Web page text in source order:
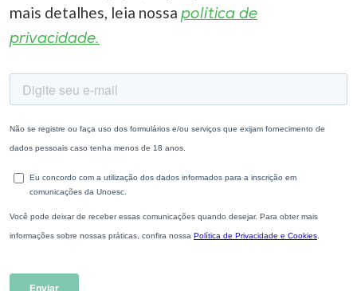
mais detalhes, leia nossa política de
privacidade.